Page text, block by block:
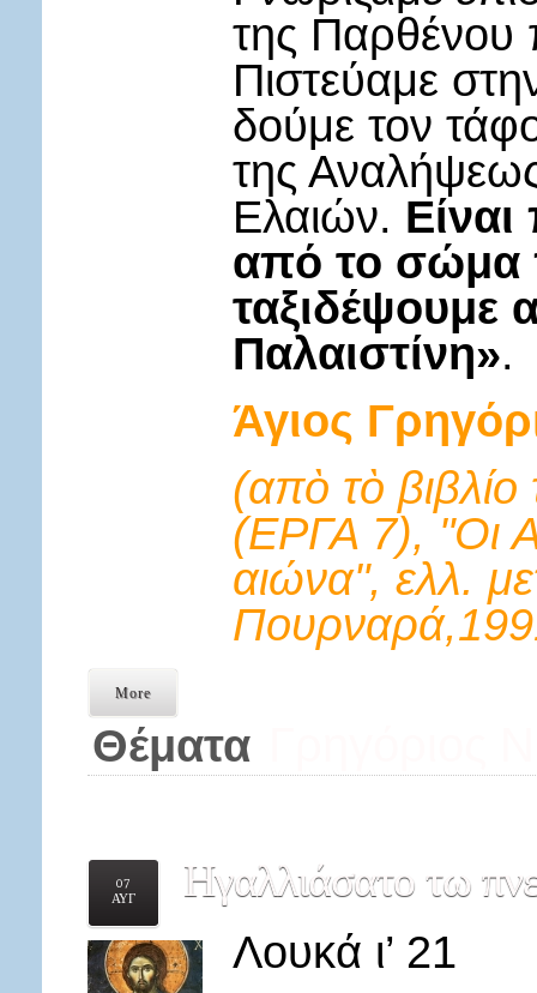
της Παρθένου
Πιστεύαμε
δούμε τον
της
Ελαιών.
από το σώμα
ταξιδέψουμε
Παλαιστίνη».
Άγιος
(απὸ τὸ
(ΕΡΓΑ 7), "Οι
αιώνα", ελλ.
More
Θέματα
07
ΑΥΓ
Ηγαλλιάσατο τω
Λουκά ι’ 21